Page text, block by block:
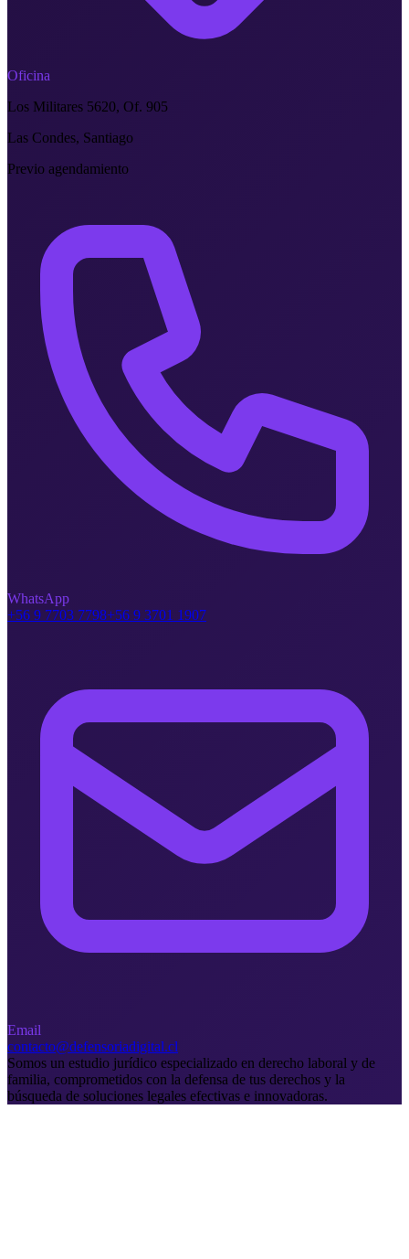
Oficina
Los Militares 5620, Of. 905
Las Condes, Santiago
Previo agendamiento
WhatsApp
+56 9 7703 7798+56 9 3701 1907
Email
contacto@defensoriadigital.cl
Somos un estudio jurídico especializado en derecho laboral y de
familia, comprometidos con la defensa de tus derechos y la
búsqueda de soluciones legales efectivas e innovadoras.